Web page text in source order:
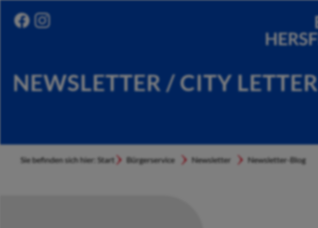
NEWSLETTER / CITY LETTER
Sie befinden sich hier: Start Bürgerservice Newsletter Newsletter-Blog